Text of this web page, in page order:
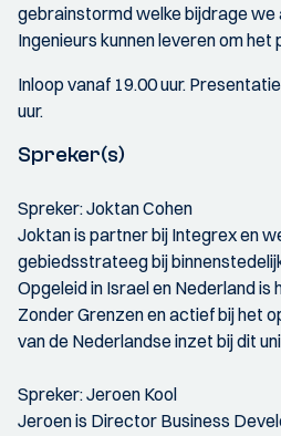
gebrainstormd welke bijdrage we
Ingenieurs kunnen leveren om
Inloop vanaf 19.00 uur.
uur.
Spreker(s)
Spreker: Joktan Cohen
Joktan is partner bij Integrex en
gebiedsstrateeg bij
Opgeleid in Israel en Nederland is
Zonder Grenzen en actief bij het
van de Nederlandse inzet bij dit
Spreker: Jeroen Kool
Jeroen is Director Business